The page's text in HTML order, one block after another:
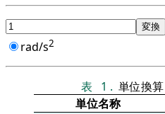
rad/s2
表 1 . 単位換算
単位名称